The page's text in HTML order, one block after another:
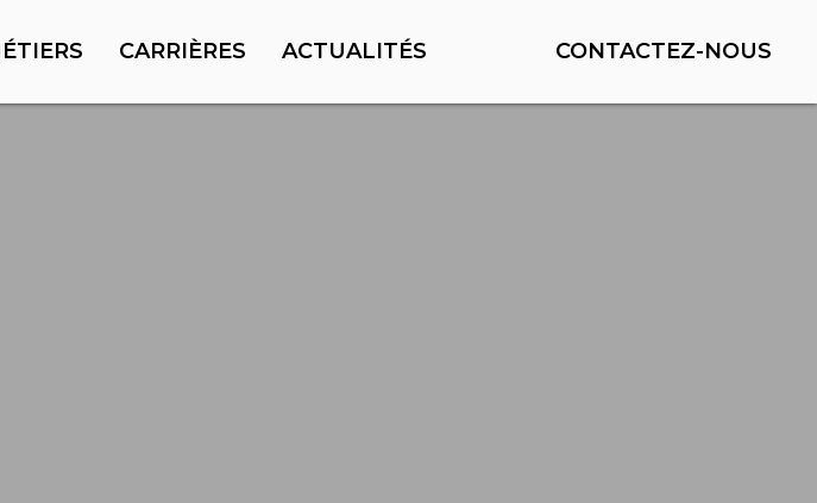
CARRIÈRES ACTUALITÉS CONTACTEZ-NOUS